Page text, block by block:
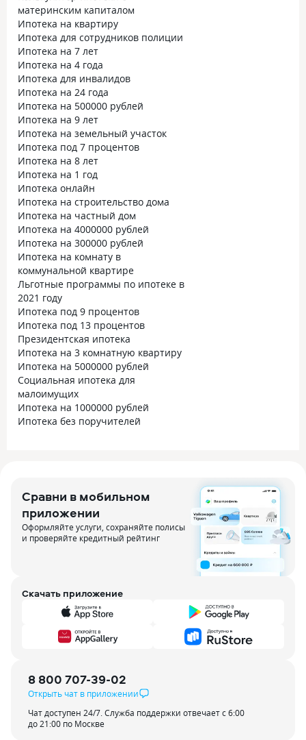
материнским капиталом
Ипотека на квартиру
Ипотека для сотрудников полиции
Ипотека на 7 лет
Ипотека на 4 года
Ипотека для инвалидов
Ипотека на 24 года
Ипотека на 500000 рублей
Ипотека на 9 лет
Ипотека на земельный участок
Ипотека под 7 процентов
Ипотека на 8 лет
Ипотека на 1 год
Ипотека онлайн
Ипотека на строительство дома
Ипотека на частный дом
Ипотека на 4000000 рублей
Ипотека на 300000 рублей
Ипотека на комнату в
коммунальной квартире
Льготные программы по ипотеке в
2021 году
Ипотека под 9 процентов
Ипотека под 13 процентов
Президентская ипотека
Ипотека на 3 комнатную квартиру
Ипотека на 5000000 рублей
Социальная ипотека для
малоимущих
Ипотека на 1000000 рублей
Ипотека без поручителей
Сравни в мобильном
приложении
Оформляйте услуги, сохраняйте полисы
и проверяйте кредитный рейтинг
Скачать приложение
8 800 707-39-02
Открыть чат в приложении
Чат доступен 24/7. Служба поддержки отвечает с 6:00
до 21:00 по Москве